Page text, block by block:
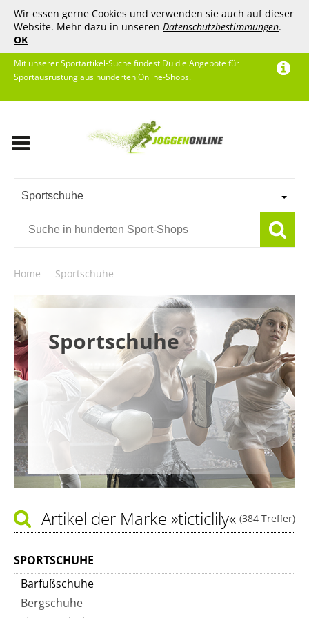
Wir essen gerne Cookies und verwenden sie auch auf dieser
Website. Mehr dazu in unseren Datenschutzbestimmungen.
OK
Mit unserer Sportartikel-Suche findest Du die Angebote für
Sportausrüstung aus hunderten Online-Shops.
Sportschuhe
Home Sportschuhe
Sportschuhe
(384 Treffer)
Artikel der Marke »ticticlily«
SPORTSCHUHE
Barfußschuhe
Bergschuhe